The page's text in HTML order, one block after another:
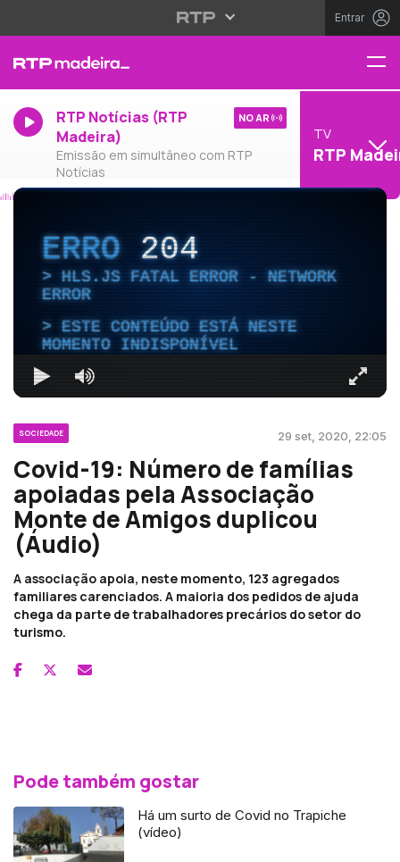
Entrar
RTP Notícias (RTP
Madeira)
Emissão em simultâneo com RTP
Notícias
NO AR
TV
RTP
ERRO204
HLS.JS FATAL ERROR - NETWORK
ERROR
ESTE CONTEÚDO ESTÁ NESTE
MOMENTO INDISPONÍVEL
SOCIEDADE 29 set, 2020, 22:05
Covid-19: Número de famílias
apoiadas pela Associação
Monte de Amigos duplicou
(Áudio)
A associação apoia, neste momento, 123 agregados
familiares carenciados. A maioria dos pedidos de ajuda
chega da parte de trabalhadores precários do setor do
turismo.
Pode também gostar
Há um surto de Covid no Trapiche
(vídeo)